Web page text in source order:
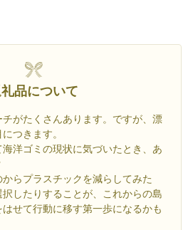
品について
がたくさんあります。ですが、漂
つきます。
洋ゴミの現状に気づいたとき、あ
らプラスチックを減らしてみた
したりすることが、これからの島
せて行動に移す第一歩になるかも